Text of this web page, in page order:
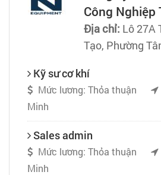
Công Nghiệp
Địa chỉ: Lô 27A
Tạo, Phường
Kỹ sư cơ khí
Mức lương: Thỏa thuận
Minh
Sales admin
Mức lương: Thỏa thuận
Minh